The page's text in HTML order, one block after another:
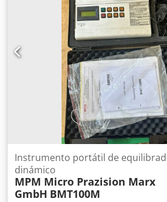
Lona enrollable Plataforma para la
pared delantera Eje elevador Llantas
Guardabarros individuales Válvula de
Control electrónico del aire Pared
del techo Compuerta deslizante para
trasera Soporte de manivela Caja de
mando a distancia por cable 1 mando
Estado de los neumáticos:
errores y venta previa. Csdjzr Tlnepfx
Instrumento portátil de
dinámico
MPM Micro Prazision Marx
GmbH BMT100M